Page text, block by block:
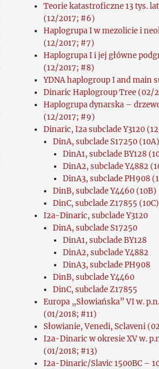
Teorie katastroficzne 13 tys.
(12/2017; #6)
Haplogrupa I w mezolicie i
(12/2017; #7)
Haplogrupa I i jej główne
(12/2017; #8)
YDNA haplogroup I and main
Dinaric Haplogroup Tree (02/
Haplogrupa dynarska –
(12/2017; #9)
Dinaric, I2a subclade Y3120
DinA, subclade S17250 (10A)
DinA1, subclade BY128
DinA2, subclade Y4882
DinA3, subclade PH908
DinB, subclade Y4460 (10B)
DinC, subclade Z17855 (10C)
I2a-Dinaric, subclade Y3120
DinA, subclade S17250
DinA1, subclade BY128
DinA2, subclade Y4882
DinA3, subclade PH908
DinB, subclade Y4460
DinC, subclade Z17855
Europa „Słowiańska” VI w.
(01/2018; #11)
Słowianie, Venedi, Sclaveni
I2a-Dinaric w okresie XV w.
(01/2018; #13)
I2a-Dinaric/Slavic 1500BC –